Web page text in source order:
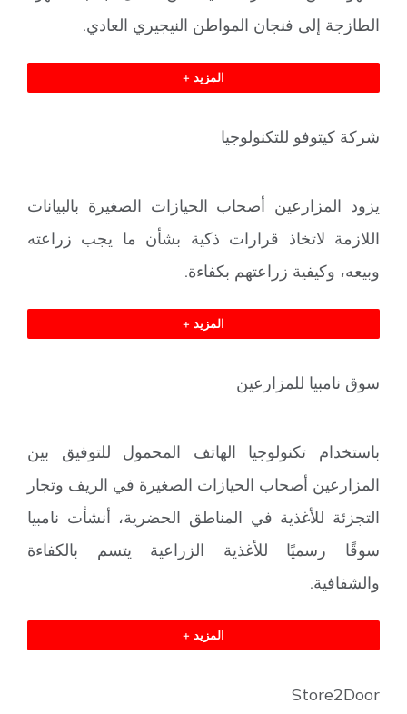
الطازجة إلى فنجان المواطن النيجيري العادي.
المزيد +
شركة كيتوفو للتكنولوجيا
يزود المزارعين أصحاب الحيازات الصغيرة بالبيانات
اللازمة لاتخاذ قرارات ذكية بشأن ما يجب زراعته
وبيعه، وكيفية زراعتهم بكفاءة.
المزيد +
سوق نامبيا للمزارعين
باستخدام تكنولوجيا الهاتف المحمول للتوفيق بين
المزارعين أصحاب الحيازات الصغيرة في الريف وتجار
التجزئة للأغذية في المناطق الحضرية، أنشأت نامبيا
سوقًا رسميًا للأغذية الزراعية يتسم بالكفاءة
والشفافية.
المزيد +
Store2Door